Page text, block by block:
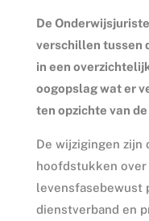
De
verschillen tussen
in een
oogopslag wat er
ten opzichte van
De wijzigingen zijn
hoofdstukken
levensfasebewust
dienstverband en